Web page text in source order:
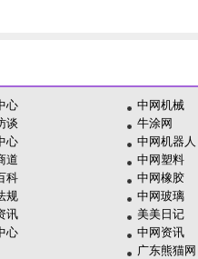
心
谈
心
道
科
规
讯
心
中网机械
牛涂网
中网机器人
中网塑料
中网橡胶
中网玻璃
美美日记
中网资讯
广东熊猫网